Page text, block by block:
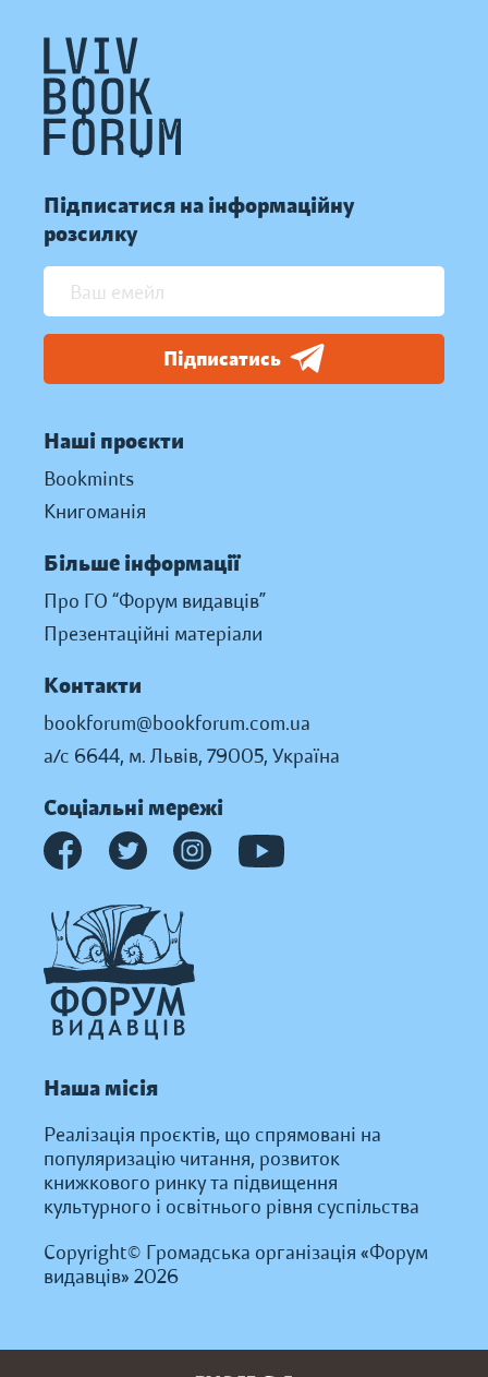
Підписатися на інформаційну
розсилку
Підписатись
Наші проєкти
Bookmints
Книгоманія
Більше інформації
Про ГО “Форум видавців”
Презентаційні матеріали
Контакти
bookforum@bookforum.com.ua
а/с 6644, м. Львів, 79005, Україна
Соціальні мережі
Наша місія
Реалізація проєктів, що спрямовані на
популяризацію читання, розвиток
книжкового ринку та підвищення
культурного і освітнього рівня суспільства
Copyright© Громадська організація «Форум
видавців» 2026